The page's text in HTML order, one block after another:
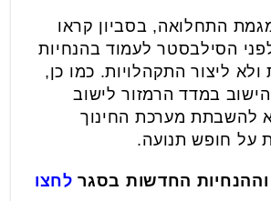
התחלואה, בסביון קראו
הסילבסטר לעמוד בהנחיות
ליצור התקהלויות. כמו כן,
הישוב במדד הרמזור לישוב
להשבתת מערכת החינוך
על חופש תנועה.
החדשות בסגר לחצו